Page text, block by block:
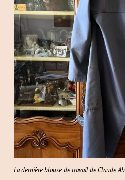
La dernière blouse de travail de Claude